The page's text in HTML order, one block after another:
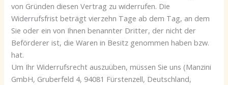
von Gründen diesen Vertrag zu widerrufen. Die
Widerrufsfrist beträgt vierzehn Tage ab dem Tag, an dem
Sie oder ein von Ihnen benannter Dritter, der nicht der
Beförderer ist, die Waren in Besitz genommen haben bzw.
hat.
Um Ihr Widerrufsrecht auszuüben, müssen Sie uns (Manzini
GmbH, Gruberfeld 4, 94081 Fürstenzell, Deutschland,